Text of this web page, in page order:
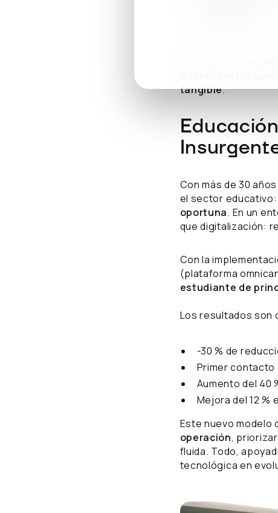
tangible.
Con más de 30
el sector educativo:
oportuna. En un
que digitalización:
Con la
(plataforma
estudiante de
Los resultados son
-30 % de
Primer contacto
Aumento del 40
Mejora del 12 %
Este nuevo modelo
operación,
fluida. Todo,
tecnológica en